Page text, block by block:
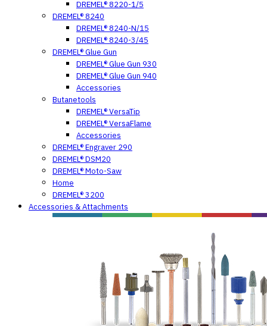
DREMEL® 8220-1/5
DREMEL® 8240
DREMEL® 8240-N/15
DREMEL® 8240-3/45
DREMEL® Glue Gun
DREMEL® Glue Gun 930
DREMEL® Glue Gun 940
Accessories
Butanetools
DREMEL® VersaTip
DREMEL® VersaFlame
Accessories
DREMEL® Engraver 290
DREMEL® DSM20
DREMEL® Moto-Saw
Home
DREMEL® 3200
Accessories & Attachments